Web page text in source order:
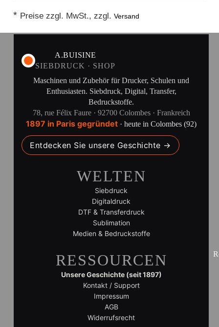
* Preise zzgl. MwSt., zzgl.Versand
A.BUISINE
SIEBDRUCK · SHOP
Maschinen und Zubehör für Drucker, Schulen und
Enthusiasten. Siebdruck, Digital, Transfer,
Bedruckstoffe.
78, rue Félix Faure · 92700 Colombes · Frankreich
1897 in Paris gegründet · heute in Colombes (92)
Entdecken Sie unsere Geschichte →
WELTEN
Siebdruck
Digitaldruck
DTF & Transferdruck
Sublimation
Medien & Bedruckstoffe
RESSOURCEN
Unsere Geschichte (seit 1897)
Kontakt / Support
Impressum
AGB
Widerrufsrecht